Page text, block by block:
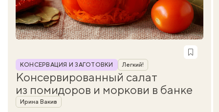
Рубрика
КОНСЕРВАЦИЯ И ЗАГОТОВКИ Легкий!
Консервированный салат
из помидоров и моркови в банке
Автор
Ирина Вакив